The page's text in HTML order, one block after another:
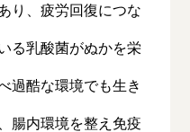
り、疲労回復につな
る乳酸菌がぬかを栄
過酷な環境でも生き
腸内環境を整え免疫